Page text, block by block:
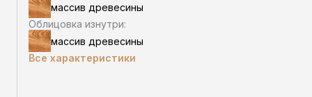
массив древесины
Облицовка изнутри:
массив древесины
Все характеристики